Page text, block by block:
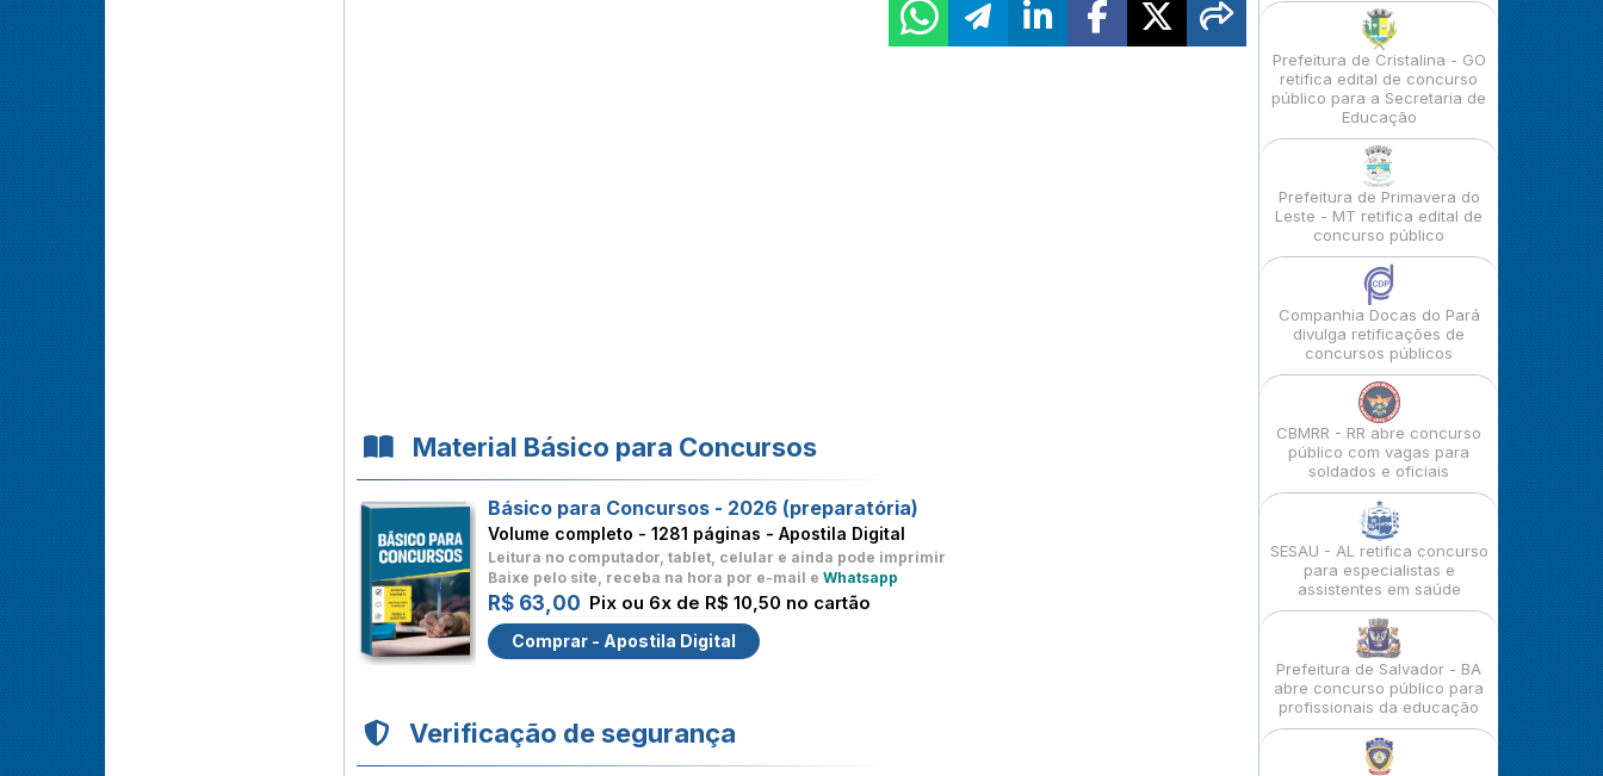
Material Básico para Concursos
Básico para Concursos - 2026 (preparatória)
Volume completo - 1281 páginas - Apostila Digital
Leitura no computador, tablet, celular e ainda pode imprimir
Baixe pelo site, receba na hora por e-mail e Whatsapp
R$ 63,00 Pix ou 6x de R$ 10,50 no cartão
Comprar - Apostila Digital
Verificação de segurança
Prefeitura de Cristalina - GO
retifica edital de concurso
público para a Secretaria de
Educação
Prefeitura de Primavera do
Leste - MT retifica edital de
concurso público
Companhia Docas do Pará
divulga retificações de
concursos públicos
CBMRR - RR abre concurso
público com vagas para
soldados e oficiais
SESAU - AL retifica concurso
para especialistas e
assistentes em saúde
Prefeitura de Salvador - BA
abre concurso público para
profissionais da educação